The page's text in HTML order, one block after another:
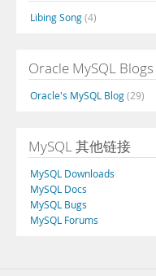
Libing Song(4)
Oracle MySQL Blogs
Oracle's MySQL Blog(29)
MySQL 其他链接
MySQL Downloads
MySQL Docs
MySQL Bugs
MySQL Forums